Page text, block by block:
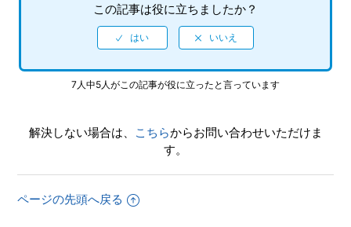
【NSwitch/ぷよぷよeスポーツ】公式ホームページはあるの
この記事は役に立ちましたか？
7人中5人がこの記事が役に立ったと言っています
解決しない場合は、 こちらからお問い合わせいただけま
す。
ページの先頭へ戻る